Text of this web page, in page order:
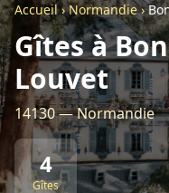
Accueil›Normandie›
Gîtes à
Louvet
14130 — Normandie
4
Gîtes